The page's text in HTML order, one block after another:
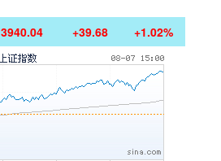
3940.04 +39.68 +1.02%